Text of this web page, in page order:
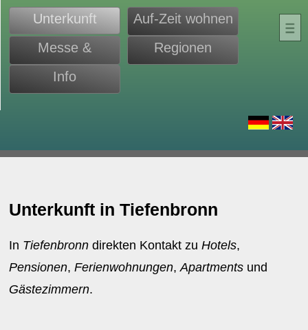
Unterkunft
Auf-Zeit wohnen
Messe &
Monteure
Regionen
Info
Unterkunft in Tiefenbronn
In Tiefenbronn direkten Kontakt zuHotels,
Pensionen,Ferienwohnungen,Apartments und
Gästezimmern.